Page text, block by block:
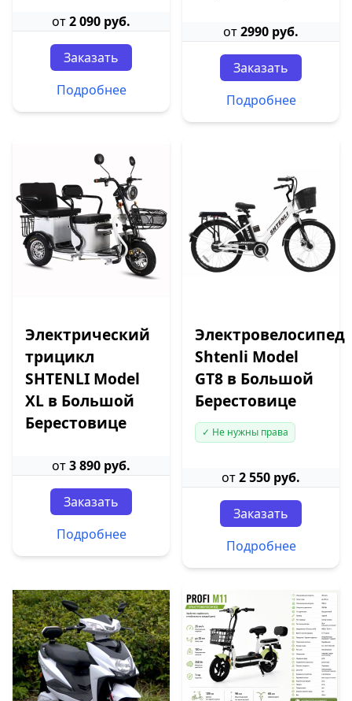
от2 090 руб.
Заказать
Подробнее
от2990 руб.
Заказать
Подробнее
Электрический
трицикл
SHTENLI Model
XL в Большой
Берестовице
от3 890 руб.
Заказать
Подробнее
Электровелосипед
Shtenli Model
GT8 в Большой
Берестовице
✓ Не нужны права
от2 550 руб.
Заказать
Подробнее